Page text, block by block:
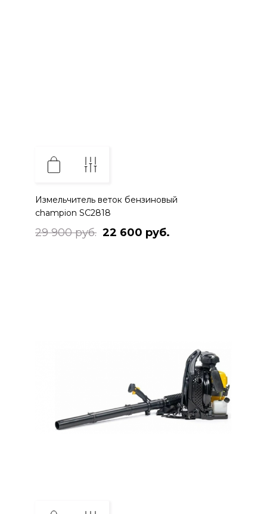
Измельчитель веток бензиновый
champion SC2818
29 900 руб. 22 600 руб.